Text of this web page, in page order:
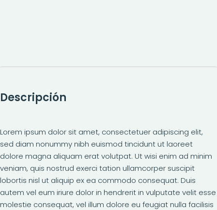
Descripción
Lorem ipsum dolor sit amet, consectetuer adipiscing elit,
sed diam nonummy nibh euismod tincidunt ut laoreet
dolore magna aliquam erat volutpat. Ut wisi enim ad minim
veniam, quis nostrud exerci tation ullamcorper suscipit
lobortis nisl ut aliquip ex ea commodo consequat. Duis
autem vel eum iriure dolor in hendrerit in vulputate velit esse
molestie consequat, vel illum dolore eu feugiat nulla facilisis